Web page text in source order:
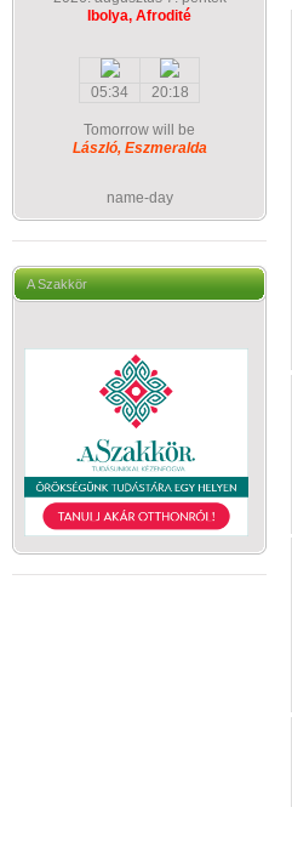
Ibolya, Afrodité
05:34 20:18
Tomorrow will be
László, Eszmeralda
name-day
A Szakkör